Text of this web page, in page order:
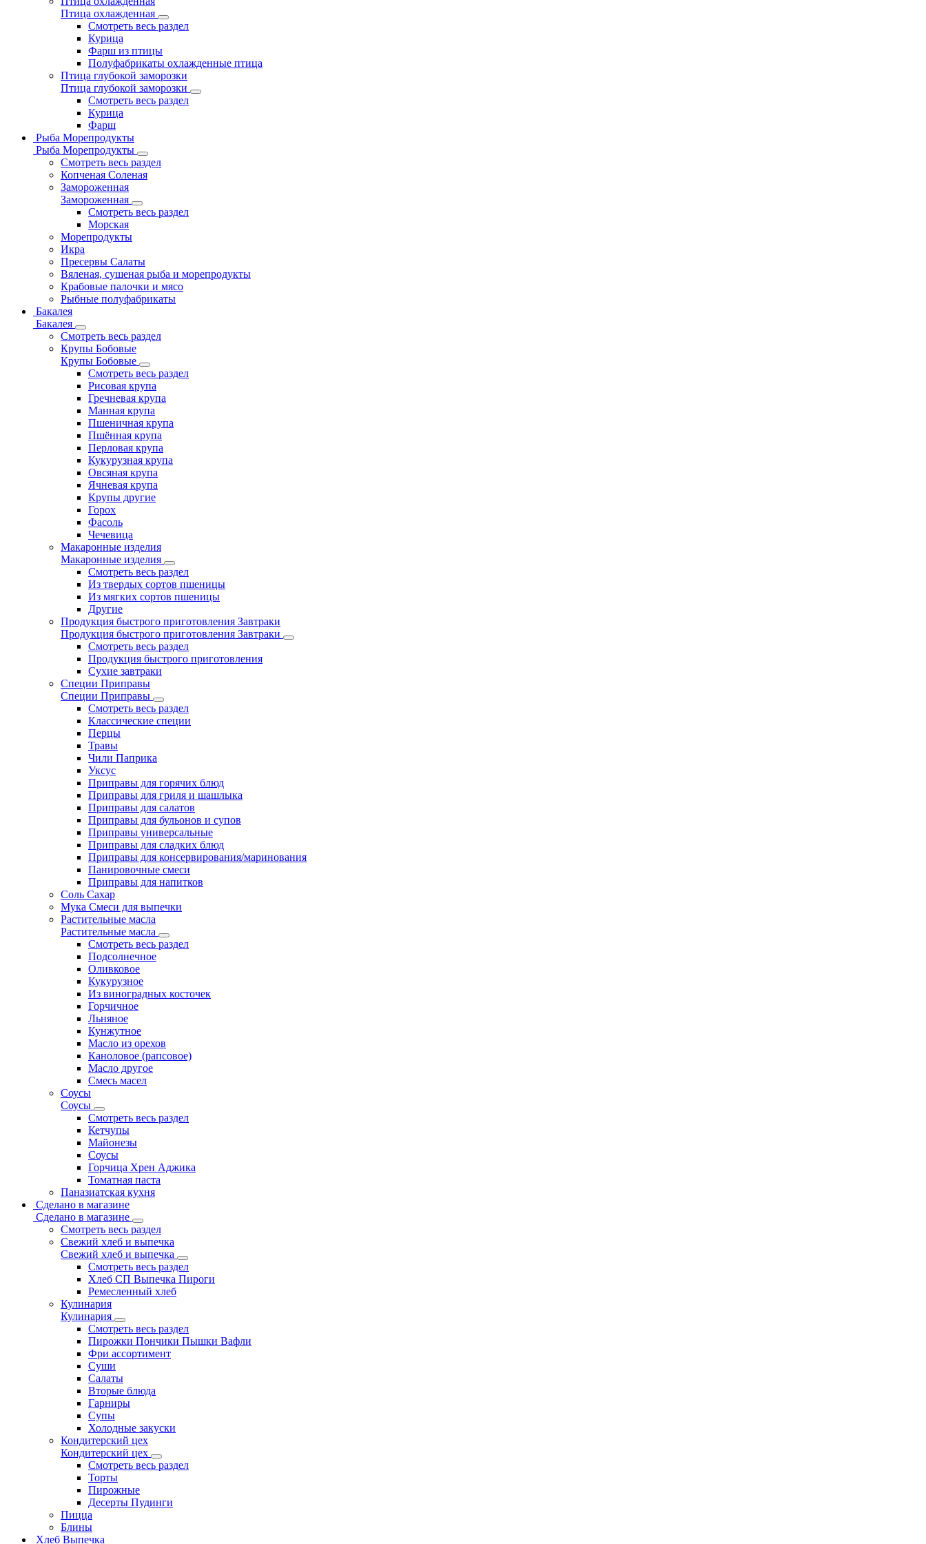
Птица охлажденная
Смотреть весь раздел
Курица
Фарш из птицы
Полуфабрикаты охлажденные птица
Птица глубокой заморозки
Птица глубокой заморозки
Смотреть весь раздел
Курица
Фарш
Рыба Морепродукты
Рыба Морепродукты
Смотреть весь раздел
Копченая Соленая
Замороженная
Замороженная
Смотреть весь раздел
Морская
Морепродукты
Икра
Пресервы Салаты
Вяленая, сушеная рыба и морепродукты
Крабовые палочки и мясо
Рыбные полуфабрикаты
Бакалея
Бакалея
Смотреть весь раздел
Крупы Бобовые
Крупы Бобовые
Смотреть весь раздел
Рисовая крупа
Гречневая крупа
Манная крупа
Пшеничная крупа
Пшённая крупа
Перловая крупа
Кукурузная крупа
Овсяная крупа
Ячневая крупа
Крупы другие
Горох
Фасоль
Чечевица
Макаронные изделия
Макаронные изделия
Смотреть весь раздел
Из твердых сортов пшеницы
Из мягких сортов пшеницы
Другие
Продукция быстрого приготовления Завтраки
Продукция быстрого приготовления Завтраки
Смотреть весь раздел
Продукция быстрого приготовления
Сухие завтраки
Специи Приправы
Специи Приправы
Смотреть весь раздел
Классические специи
Перцы
Травы
Чили Паприка
Уксус
Приправы для горячих блюд
Приправы для гриля и шашлыка
Приправы для салатов
Приправы для бульонов и супов
Приправы универсальные
Приправы для сладких блюд
Приправы для консервирования/маринования
Панировочные смеси
Приправы для напитков
Соль Сахар
Мука Смеси для выпечки
Растительные масла
Растительные масла
Смотреть весь раздел
Подсолнечное
Оливковое
Кукурузное
Из виноградных косточек
Горчичное
Льняное
Кунжутное
Масло из орехов
Каноловое (рапсовое)
Масло другое
Смесь масел
Соусы
Соусы
Смотреть весь раздел
Кетчупы
Майонезы
Соусы
Горчица Хрен Аджика
Томатная паста
Паназиатская кухня
Сделано в магазине
Сделано в магазине
Смотреть весь раздел
Свежий хлеб и выпечка
Свежий хлеб и выпечка
Смотреть весь раздел
Хлеб СП Выпечка Пироги
Ремесленный хлеб
Кулинария
Кулинария
Смотреть весь раздел
Пирожки Пончики Пышки Вафли
Фри ассортимент
Суши
Салаты
Вторые блюда
Гарниры
Супы
Холодные закуски
Кондитерский цех
Кондитерский цех
Смотреть весь раздел
Торты
Пирожные
Десерты Пудинги
Пицца
Блины
Хлеб Выпечка